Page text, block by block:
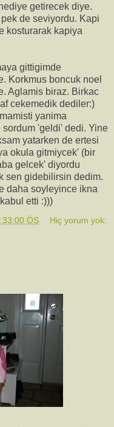
getirecek diye.
de seviyordu. Kapi
kosturarak kapiya
gittigimde
Korkmus boncuk noel
Aglamis biraz. Birkac
cekemedik dediler:)
yanima
'geldi' dedi. Yine
yatarken de ertesi
okula gitmiycek' (bir
gelcek' diyordu
sen gidebilirsin dedim.
daha soyleyince ikna
etti :)))
ÖS Hiç yorum yok: